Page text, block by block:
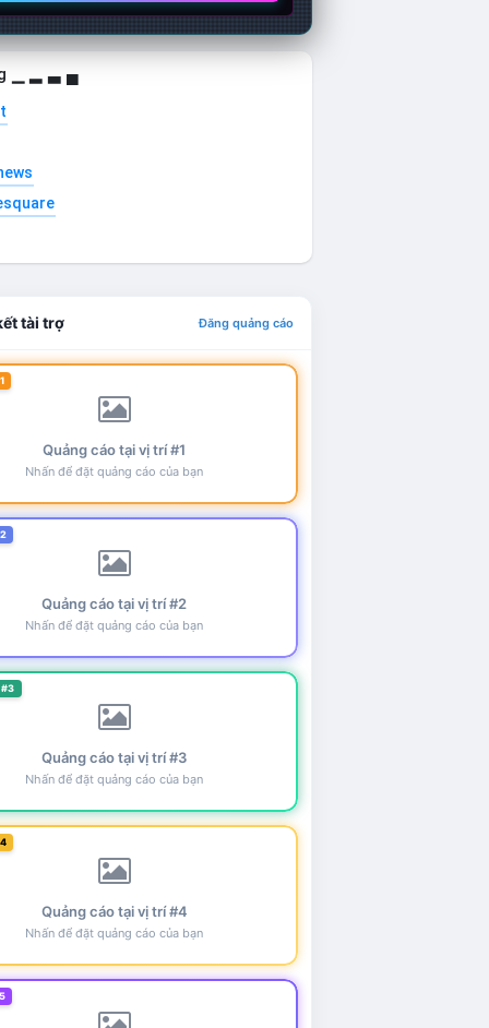
▁ ▂ ▃ ▄
tài trợ Đăng quảng cáo
Quảng cáo tại vị trí #1
Nhấn để đặt quảng cáo của bạn
Quảng cáo tại vị trí #2
Nhấn để đặt quảng cáo của bạn
Quảng cáo tại vị trí #3
Nhấn để đặt quảng cáo của bạn
Quảng cáo tại vị trí #4
Nhấn để đặt quảng cáo của bạn